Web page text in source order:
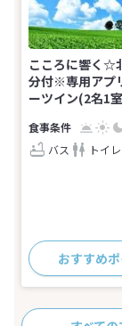
こころに響く☆
分付※専用アプ
ーツイン(2名1
バス
トイレ
おすすめ